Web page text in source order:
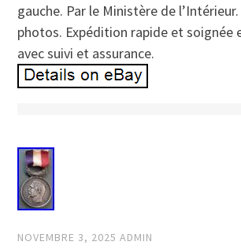
gauche. Par le Ministère de
photos. Expédition rapide et soignée
avec suivi et assurance.
NOVEMBRE 3, 2025 ADMIN